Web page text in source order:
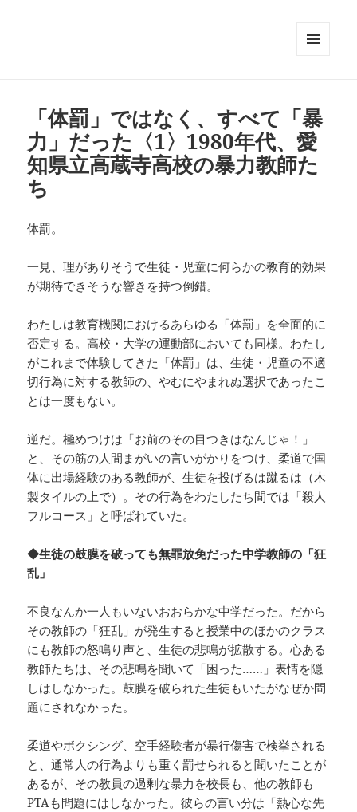
ット
「体罰」ではなく、すべて「暴
力」だった〈1〉1980年代、愛
知県立高蔵寺高校の暴力教師た
ち
体罰。
一見、理がありそうで生徒・児童に何らかの教育的効果
が期待できそうな響きを持つ倒錯。
わたしは教育機関におけるあらゆる「体罰」を全面的に
否定する。高校・大学の運動部においても同様。わたし
がこれまで体験してきた「体罰」は、生徒・児童の不適
切行為に対する教師の、やむにやまれぬ選択であったこ
とは一度もない。
逆だ。極めつけは「お前のその目つきはなんじゃ！」
と、その筋の人間まがいの言いがかりをつけ、柔道で国
体に出場経験のある教師が、生徒を投げるは蹴るは（木
製タイルの上で）。その行為をわたしたち間では「殺人
フルコース」と呼ばれていた。
◆生徒の鼓膜を破っても無罪放免だった中学教師の「狂
乱」
不良なんか一人もいないおおらかな中学だった。だから
その教師の「狂乱」が発生すると授業中のほかのクラス
にも教師の怒鳴り声と、生徒の悲鳴が拡散する。心ある
教師たちは、その悲鳴を聞いて「困った……」表情を隠
しはしなかった。鼓膜を破られた生徒もいたがなぜか問
題にされなかった。
柔道やボクシング、空手経験者が暴行傷害で検挙される
と、通常人の行為よりも重く罰せられると聞いたことが
あるが、その教員の過剰な暴力を校長も、他の教師も
PTAも問題にはしなかった。彼らの言い分は「熱心な先